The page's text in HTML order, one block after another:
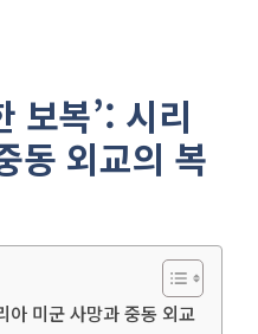
보복’: 시리
동 외교의 복
아 미군 사망과 중동 외교